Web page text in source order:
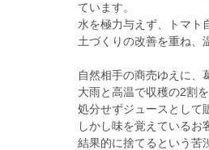
ています。
水を極力与えず、トマト
土づくりの改善を重ね、
自然相手の商売ゆえに、
大雨と高温で収穫の2割
処分せずジュースとして
しかし味を覚えているお
結果的に捨てるという苦